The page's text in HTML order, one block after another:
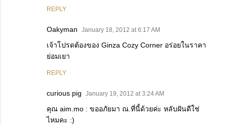
REPLY
Oakyman January 18, 2012 at 6:17 AM
เจ้าโปรดต้องของ Ginza Cozy Corner อร่อยในราคา
ย่อมเยา
REPLY
curious pig January 19, 2012 at 3:24 AM
คุณ aim.mo : ขออภัยมา ณ.ที่นี้ด้วยค่ะ หลับฝันดีใช่
ไหมคะ :)